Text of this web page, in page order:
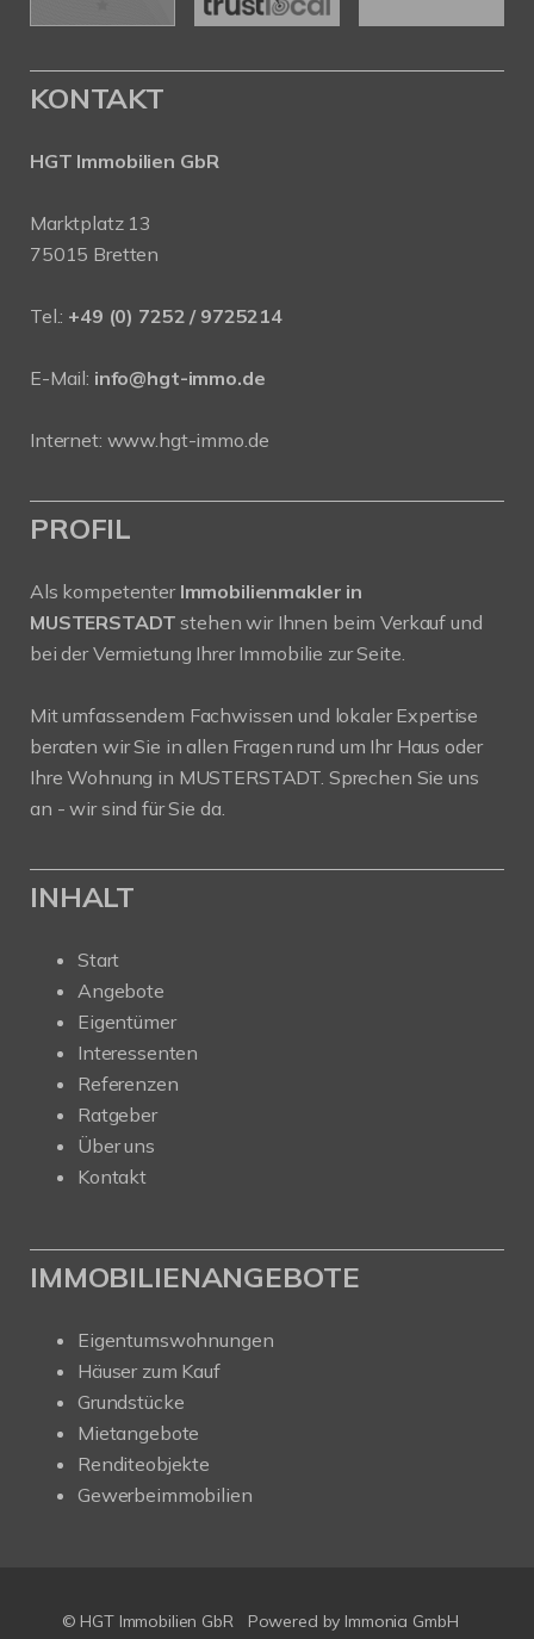
KONTAKT
HGT Immobilien GbR
Marktplatz 13
75015 Bretten
Tel.: +49 (0) 7252 / 9725214
E-Mail: info@hgt-immo.de
Internet: www.hgt-immo.de
PROFIL
Als kompetenter Immobilienmakler in
MUSTERSTADT stehen wir Ihnen beim Verkauf und
bei der Vermietung Ihrer Immobilie zur Seite.
Mit umfassendem Fachwissen und lokaler Expertise
beraten wir Sie in allen Fragen rund um Ihr Haus oder
Ihre Wohnung in MUSTERSTADT. Sprechen Sie uns
an - wir sind für Sie da.
INHALT
Start
Angebote
Eigentümer
Interessenten
Referenzen
Ratgeber
Über uns
Kontakt
IMMOBILIENANGEBOTE
Eigentumswohnungen
Häuser zum Kauf
Grundstücke
Mietangebote
Renditeobjekte
Gewerbeimmobilien
© HGT Immobilien GbR Powered by Immonia GmbH